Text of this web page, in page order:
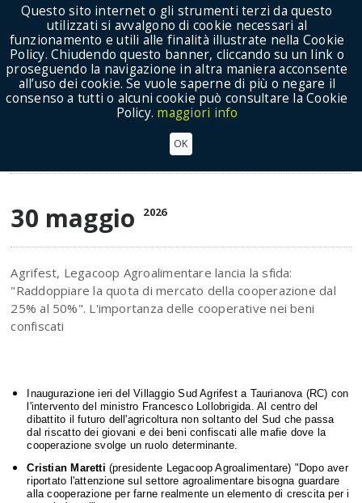
Show Menu
30 maggio 2026
Agrifest, Legacoop Agroalimentare lancia la sfida:
"Raddoppiare la quota di mercato della cooperazione dal
25% al 50%". L'importanza delle cooperative nei beni
confiscati
Inaugurazione ieri del Villaggio Sud Agrifest a Taurianova (RC) con
l'intervento del ministro Francesco Lollobrigida. Al centro del
dibattito il futuro dell'agricoltura non soltanto del Sud che passa
dal riscatto dei giovani e dei beni confiscati alle mafie dove la
cooperazione svolge un ruolo determinante.
Cristian Maretti (presidente Legacoop Agroalimentare) "Dopo aver
riportato l'attenzione sul settore agroalimentare bisogna guardare
alla cooperazione per farne realmente un elemento di crescita per i
Questo sito internet o gli strumenti terzi da questo
utilizzati si avvalgono di cookie necessari al
funzionamento e utili alle finalità illustrate nella Cookie
Policy. Chiudendo questo banner, cliccando su un link o
proseguendo la navigazione in altra maniera acconsente
all’uso dei cookie. Se vuole saperne di più o negare il
consenso a tutti o alcuni cookie può consultare la Cookie
Policy. maggiori info
OK